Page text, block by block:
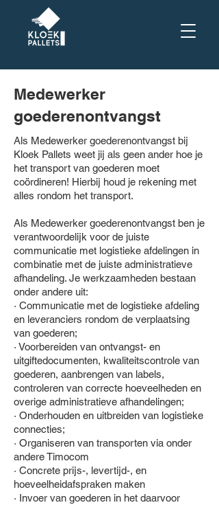
Medewerker
goederenontvangst
Als Medewerker goederenontvangst bij
Kloek Pallets weet jij als geen ander hoe je
het transport van goederen moet
coördineren! Hierbij houd je rekening met
alles rondom het transport.
Als Medewerker goederenontvangst ben je
verantwoordelijk voor de juiste
communicatie met logistieke afdelingen in
combinatie met de juiste administratieve
afhandeling. Je werkzaamheden bestaan
onder andere uit:
· Communicatie met de logistieke afdeling
en leveranciers rondom de verplaatsing
van goederen;
· Voorbereiden van ontvangst- en
uitgiftedocumenten, kwaliteitscontrole van
goederen, aanbrengen van labels,
controleren van correcte hoeveelheden en
overige administratieve afhandelingen;
· Onderhouden en uitbreiden van logistieke
connecties;
· Organiseren van transporten via onder
andere Timocom
· Concrete prijs-, levertijd-, en
hoeveelheidafspraken maken
· Invoer van goederen in het daarvoor